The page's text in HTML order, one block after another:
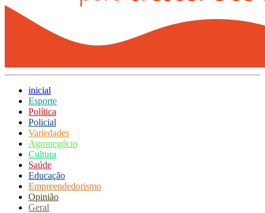
inicial
Esporte
Política
Policial
Variedades
Agronegócio
Cultura
Saúde
Educação
Empreendedorismo
Opinião
Geral